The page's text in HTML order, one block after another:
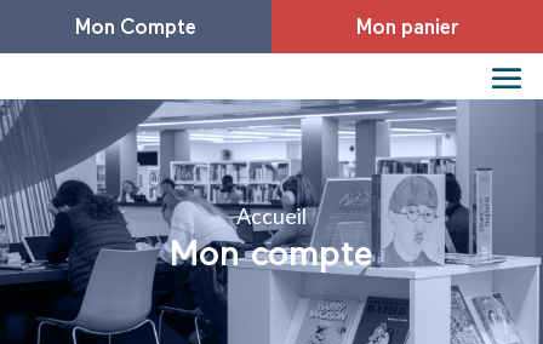
Mon Compte Mon panier
Accueil
Mon compte